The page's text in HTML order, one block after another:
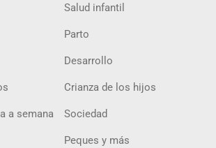
Salud infantil
Parto
Desarrollo
Crianza de los hijos
a semana Sociedad
Peques y más